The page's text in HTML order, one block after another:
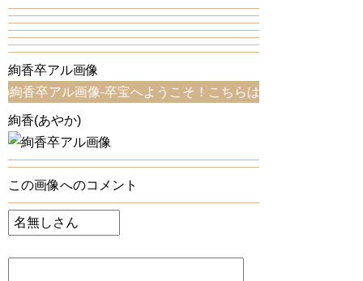
絢香卒アル画像
アル画像-卒宝へようこそ！こちらは、絢香卒アル画像ペ
絢香(あやか)
この画像へのコメント